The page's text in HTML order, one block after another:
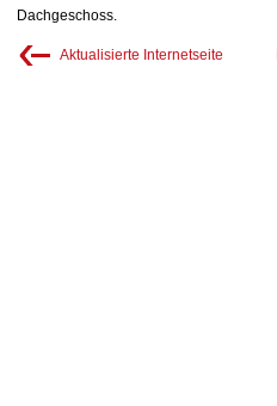
Dachgeschoss.
Aktualisierte Internetseite